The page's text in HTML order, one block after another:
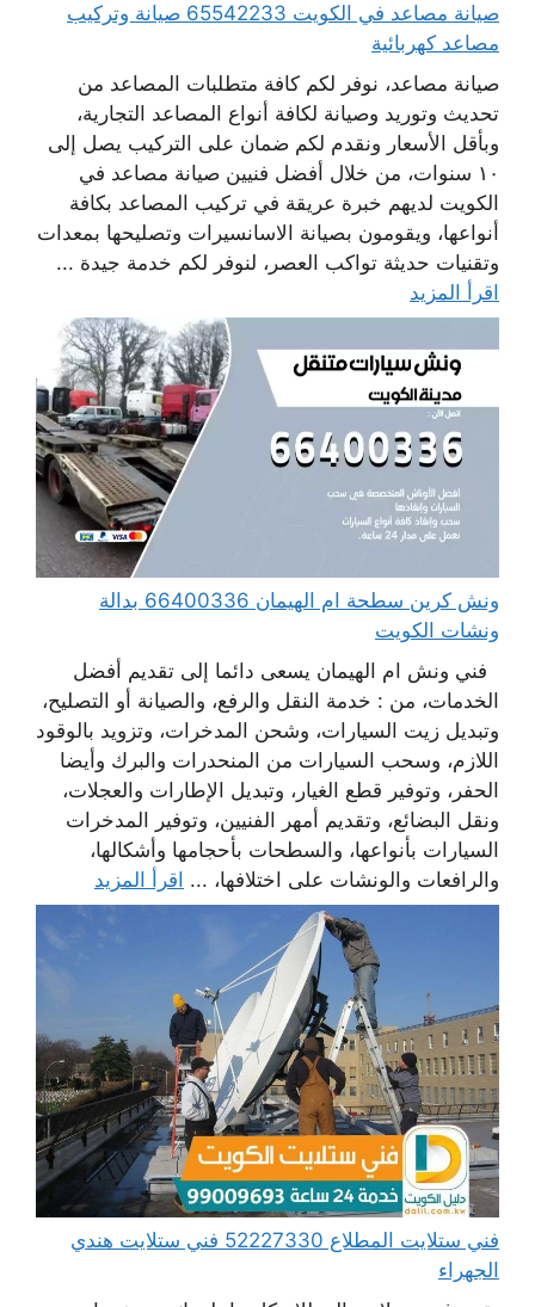
صيانة مصاعد في الكويت 65542233 صيانة وتركيب
مصاعد كهربائية
صيانة مصاعد، نوفر لكم كافة متطلبات المصاعد من
تحديث وتوريد وصيانة لكافة أنواع المصاعد التجارية،
وبأقل الأسعار ونقدم لكم ضمان على التركيب يصل إلى
١٠ سنوات، من خلال أفضل فنيين صيانة مصاعد في
الكويت لديهم خبرة عريقة في تركيب المصاعد بكافة
أنواعها، ويقومون بصيانة الاسانسيرات وتصليحها بمعدات
وتقنيات حديثة تواكب العصر، لنوفر لكم خدمة جيدة ...
اقرأ المزيد
ونش كرين سطحة ام الهيمان 66400336 بدالة
ونشات الكويت
فني ونش ام الهيمان يسعى دائما إلى تقديم أفضل
الخدمات، من : خدمة النقل والرفع، والصيانة أو التصليح،
وتبديل زيت السيارات، وشحن المدخرات، وتزويد بالوقود
اللازم، وسحب السيارات من المنحدرات والبرك وأيضا
الحفر، وتوفير قطع الغيار، وتبديل الإطارات والعجلات،
ونقل البضائع، وتقديم أمهر الفنيين، وتوفير المدخرات
السيارات بأنواعها، والسطحات بأحجامها وأشكالها،
والرافعات والونشات على اختلافها، ... اقرأ المزيد
فني ستلايت المطلاع 52227330 فني ستلايت هندي
الجهراء